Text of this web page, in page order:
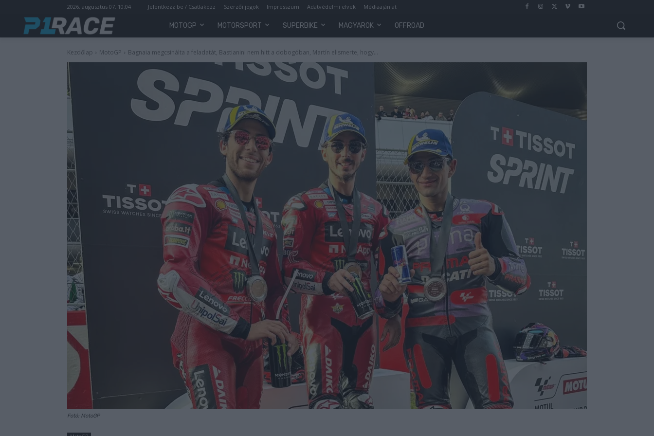
2026. augusztus 07. 10:04 Jelentkezz be / Csatlakozz Szerzői jogok Impresszum Adatvédelmi elvek Médiaajánlat
MOTOGP MOTORSPORT SUPERBIKE MAGYAROK OFFROAD
Kezdőlap MotoGP Bagnaia megcsinálta a feladatát, Bastianini nem hitt a dobogóban, Martín elismerte, hogy...
Fotó: MotoGP